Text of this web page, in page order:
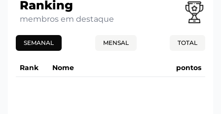
Ranking
membros em destaque
SEMANAL MENSAL TOTAL
Rank Nome pontos